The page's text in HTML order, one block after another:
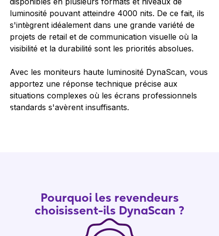
luminosité pouvant atteindre 4000 nits. De ce fait, ils
s'intègrent idéalement dans une grande variété de
projets de retail et de communication visuelle où la
visibilité et la durabilité sont les priorités absolues.
Avec les moniteurs haute luminosité DynaScan, vous
apportez une réponse technique précise aux
situations complexes où les écrans professionnels
standards s'avèrent insuffisants.
Pourquoi les revendeurs
choisissent-ils DynaScan ?